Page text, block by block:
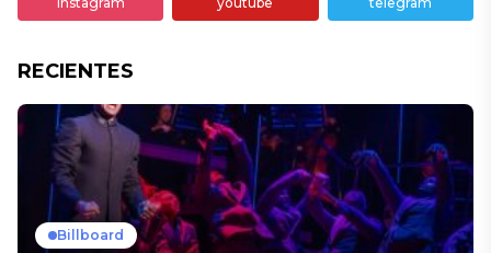
RECIENTES
Billboard